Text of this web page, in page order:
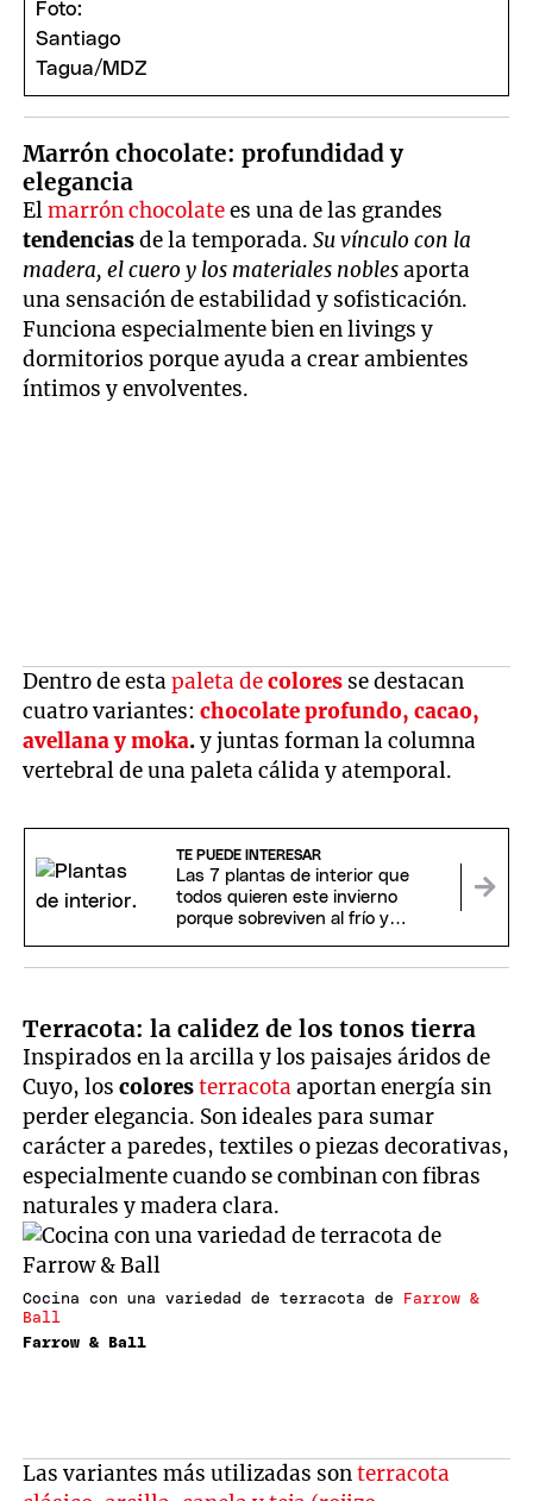
Marrón chocolate: profundidad y
elegancia
Elmarrón chocolatees una de las grandes
tendenciasde la temporada.Su vínculo con la
madera, el cuero y los materiales noblesaporta
una sensación de estabilidad y sofisticación.
Funciona especialmente bien en livings y
dormitorios porque ayuda a crear ambientes
íntimos y envolventes.
Dentro de estapaleta decolores se destacan
cuatro variantes:chocolate profundo, cacao,
avellana y moka.y juntas forman la columna
vertebral de una paleta cálida y atemporal.
TE PUEDE INTERESAR
Las 7 plantas de interior que
todos quieren este invierno
porque sobreviven al frío y
Terracota: la calidez de los tonos tierra
Inspirados en la arcilla y los paisajes áridos de
Cuyo, los coloresterracotaaportan energía sin
perder elegancia. Son ideales para sumar
carácter a paredes, textiles o piezas decorativas,
especialmente cuando se combinan con fibras
naturales y madera clara.
Cocina con una variedad de terracota de Farrow &
Ball
Farrow & Ball
Las variantes más utilizadas sonterracota